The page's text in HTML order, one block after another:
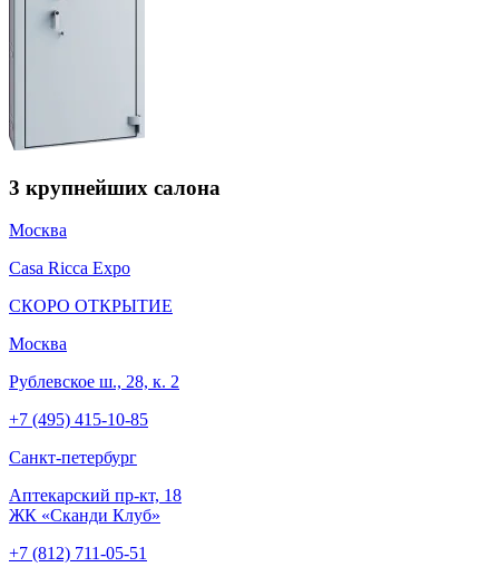
3 крупнейших салона
Москва
Casa Ricca Expo
СКОРО ОТКРЫТИЕ
Москва
Рублевское ш., 28, к. 2
+7 (495) 415-10-85
Cанкт-петербург
Аптекарский пр-кт, 18
ЖК «Сканди Клуб»
+7 (812) 711-05-51